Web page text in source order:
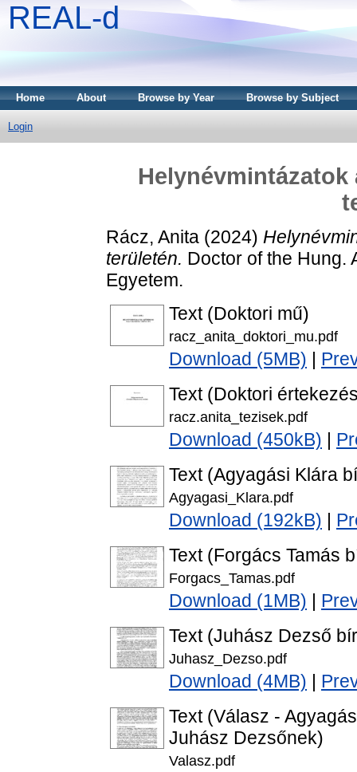
REAL-d
Home About Browse by Year Browse by Subject
Login
Rácz, Anita (2024)
területén. Doctor of the Hung.
Egyetem.
Text (Doktori mű)
racz_anita_doktori_mu.pdf
Download (5MB)
Text (Doktori
racz.anita_tezisek.pdf
Download (450kB)
Text (Agyagási Klára
Agyagasi_Klara.pdf
Download (192kB)
Text (Forgács Tamás
Forgacs_Tamas.pdf
Download (1MB)
Text (Juhász Dezső
Juhasz_Dezso.pdf
Download (4MB)
Text (Válasz -
Juhász Dezsőnek)
Valasz.pdf